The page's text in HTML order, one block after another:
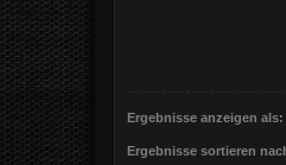
Ergebnisse anzeigen als:
Ergebnisse sortieren